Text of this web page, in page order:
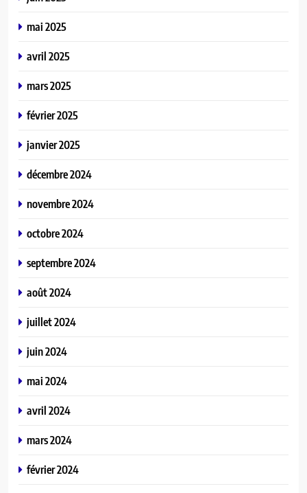
mai 2025
avril 2025
mars 2025
février 2025
janvier 2025
décembre 2024
novembre 2024
octobre 2024
septembre 2024
août 2024
juillet 2024
juin 2024
mai 2024
avril 2024
mars 2024
février 2024